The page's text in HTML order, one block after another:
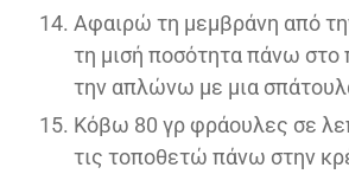
Αφαιρώ τη μεμβράνη από
τη μισή ποσότητα πάνω στο
την απλώνω με μια
Κόβω 80 γρ φράουλες σε
τις τοποθετώ πάνω στην